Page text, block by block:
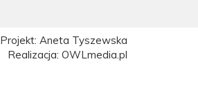
Projekt: Aneta Tyszewska
Realizacja: OWLmedia.pl